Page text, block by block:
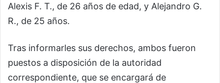
Alexis F. T., de 26 años de edad, y Alejandro G.
R., de 25 años.
Tras informarles sus derechos, ambos fueron
puestos a disposición de la autoridad
correspondiente, que se encargará de